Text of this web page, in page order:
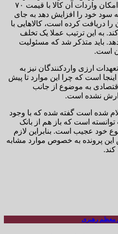
گرفته شده باشد اما واردکننده امکان واردات آن کالا با قیمت ۷۰
سود خود را افزایش دهد به جای
دریافت کرده است، کالاهایی با
به این ترتیب عملا یک تخلف
باید متذکر شد که مسئولیت
است.
ارزی واردکنندگان نیز به
است که چرا این موارد تا پیش
اقتصادی به موضوع از جانب
نشده است.
شده است گفته شده که با وجود
است که باز هم از بانک
خود عجیب است. بنابراین لازم
پرونده به خصوص موارد مشابه
معظم رهبری